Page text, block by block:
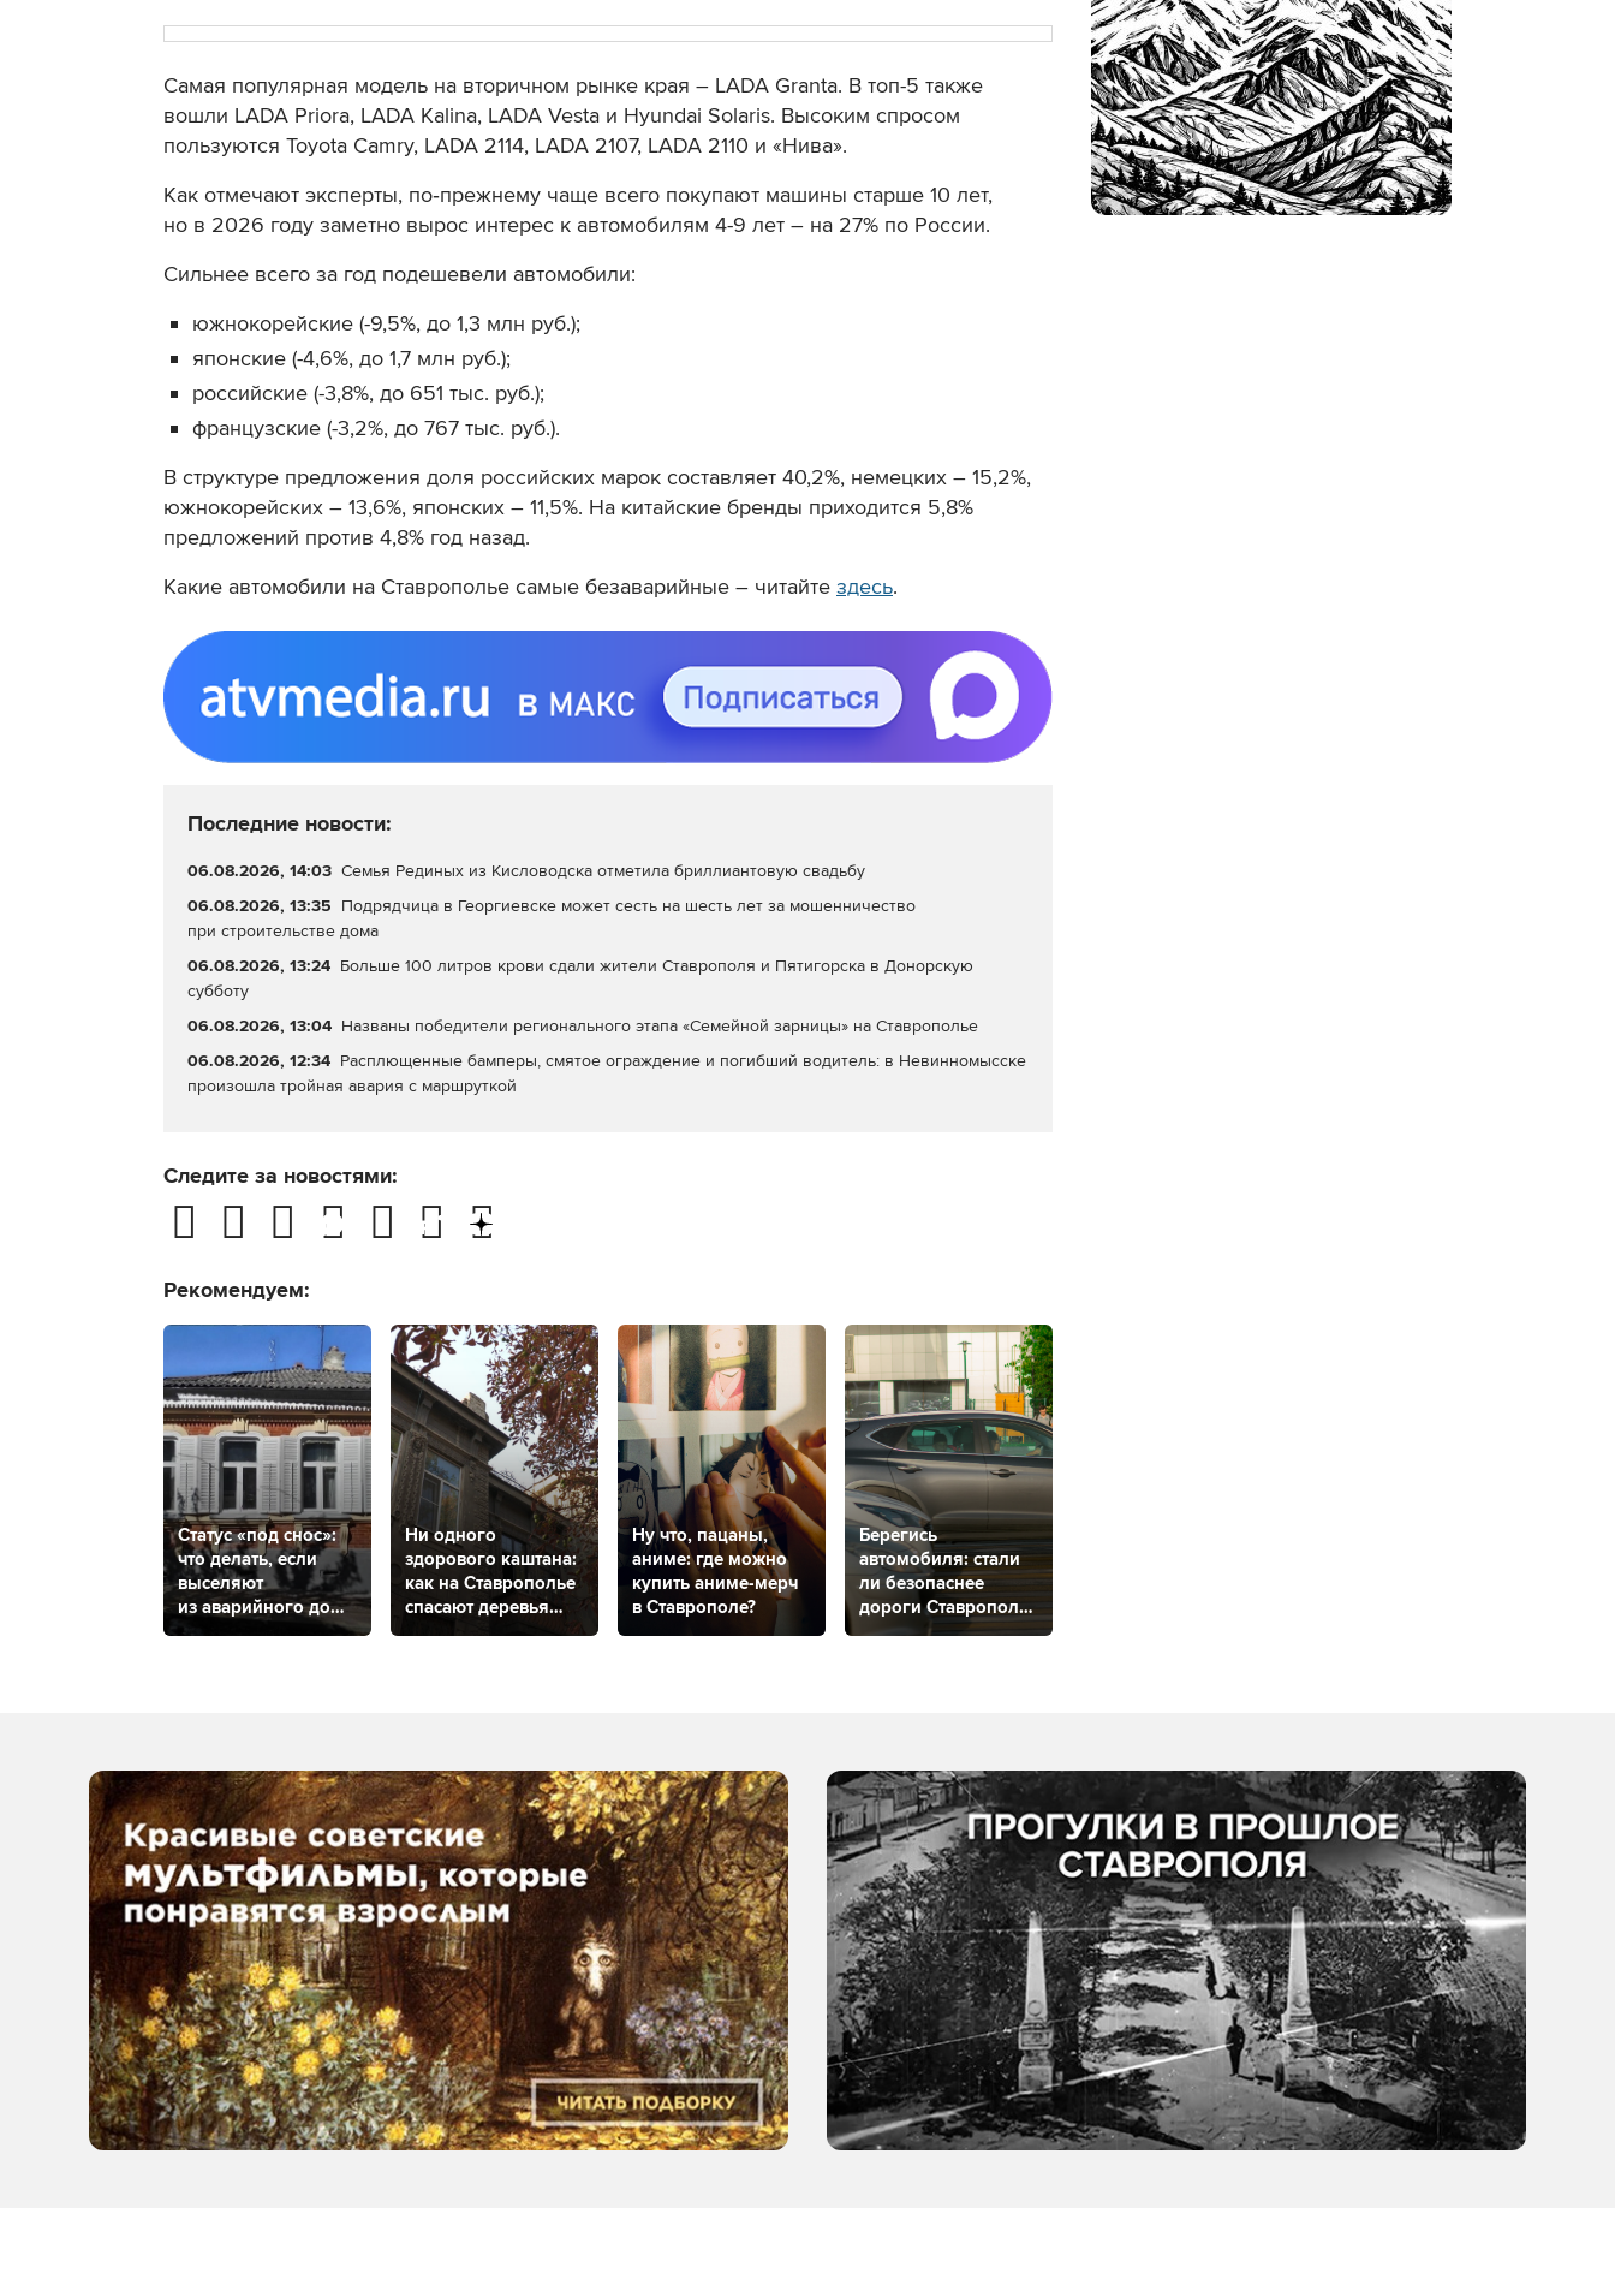
Самая популярная модель на вторичном рынке края – LADA Granta. В топ-5 также
вошли LADA Priora, LADA Kalina, LADA Vesta и Hyundai Solaris. Высоким спросом
пользуются Toyota Camry, LADA 2114, LADA 2107, LADA 2110 и «Нива».
Как отмечают эксперты, по‑прежнему чаще всего покупают машины старше 10 лет,
но в 2026 году заметно вырос интерес к автомобилям 4-9 лет – на 27% по России.
Сильнее всего за год подешевели автомобили:
южнокорейские (-9,5%, до 1,3 млн руб.);
японские (-4,6%, до 1,7 млн руб.);
российские (-3,8%, до 651 тыс. руб.);
французские (-3,2%, до 767 тыс. руб.).
В структуре предложения доля российских марок составляет 40,2%, немецких – 15,2%,
южнокорейских – 13,6%, японских – 11,5%. На китайские бренды приходится 5,8%
предложений против 4,8% год назад.
Какие автомобили на Ставрополье самые безаварийные – читайте здесь.
Последние новости:
06.08.2026, 14:03 Семья Рединых из Кисловодска отметила бриллиантовую свадьбу
06.08.2026, 13:35 Подрядчица в Георгиевске может сесть на шесть лет за мошенничество
при строительстве дома
06.08.2026, 13:24 Больше 100 литров крови сдали жители Ставрополя и Пятигорска в Донорскую
субботу
06.08.2026, 13:04 Названы победители регионального этапа «Семейной зарницы» на Ставрополье
06.08.2026, 12:34 Расплющенные бамперы, смятое ограждение и погибший водитель: в Невинномысске
произошла тройная авария с маршруткой
Следите за новостями:
Рекомендуем:
Статус «под снос»:
что делать, если
выселяют
из аварийного дома
и куда обратиться
Ни одного
здорового каштана:
как на Ставрополье
спасают деревья
от минирующей
Ну что, пацаны,
аниме: где можно
купить аниме-мерч
в Ставрополе?
Берегись
автомобиля: стали
ли безопаснее
дороги Ставрополя
за 2023 год?